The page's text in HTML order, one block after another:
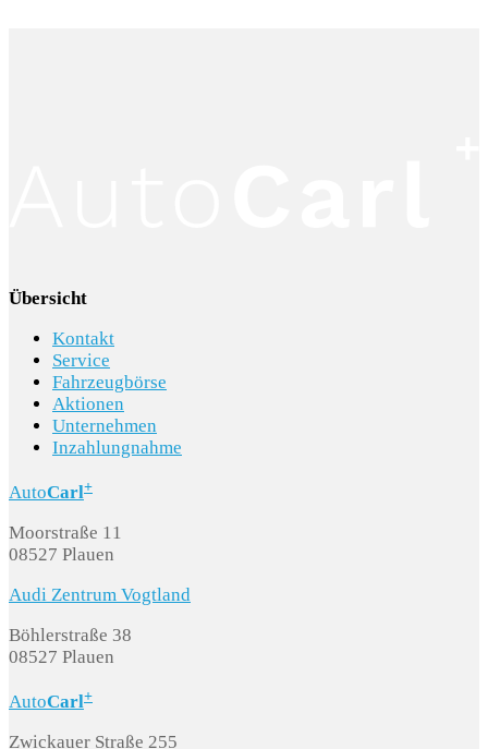
Übersicht
Kontakt
Service
Fahrzeugbörse
Aktionen
Unternehmen
Inzahlungnahme
AutoCarl+
Moorstraße 11
08527 Plauen
Audi Zentrum Vogtland
Böhlerstraße 38
08527 Plauen
AutoCarl+
Zwickauer Straße 255